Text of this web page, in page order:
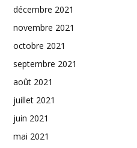
décembre 2021
novembre 2021
octobre 2021
septembre 2021
août 2021
juillet 2021
juin 2021
mai 2021